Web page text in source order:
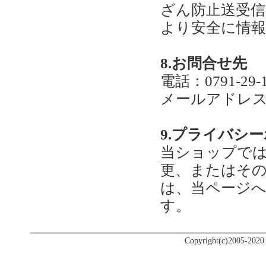
ざん防止送受
より安全に情
8.お問合せ先
電話：0791-29-
メールアドレ
9.プライバシ
当ショップで
更、またはそ
は、当ページ
す。
Copyright(c)2005-